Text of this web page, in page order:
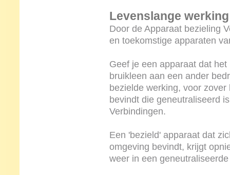
Levenslange werking
Door de Apparaat bezieling
en toekomstige apparaten
Geef je een apparaat dat
bruikleen aan een ander
bezielde werking, voor
bevindt die geneutraliseerd
Verbindingen.
Een 'bezield' apparaat dat
omgeving bevindt, krijgt
weer in een